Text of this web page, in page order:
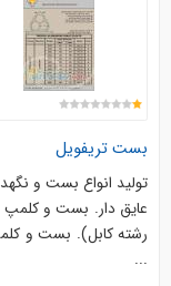
بست تریفویل
توليد انواع بست و
...